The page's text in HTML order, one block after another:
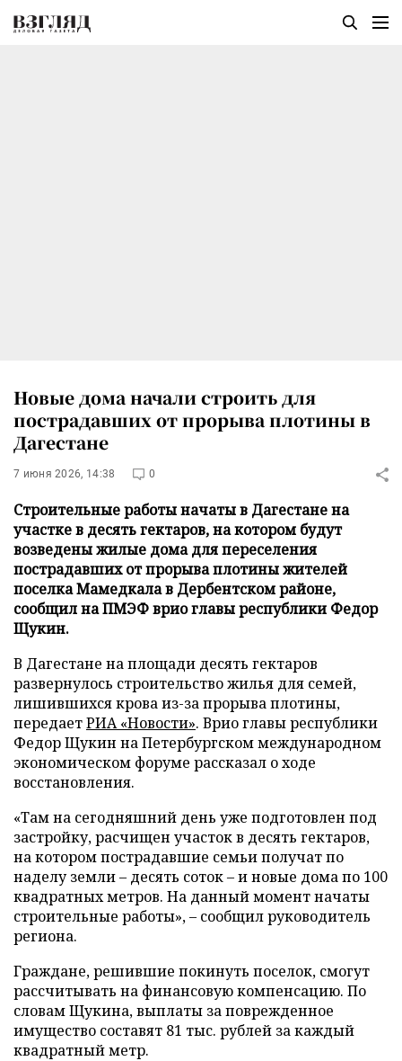
Новые дома начали строить для
пострадавших от прорыва плотины в
Дагестане
7 июня 2026, 14:38 0
Строительные работы начаты в Дагестане на
участке в десять гектаров, на котором будут
возведены жилые дома для переселения
пострадавших от прорыва плотины жителей
поселка Мамедкала в Дербентском районе,
сообщил на ПМЭФ врио главы республики Федор
Щукин.
В Дагестане на площади десять гектаров
развернулось строительство жилья для семей,
лишившихся крова из-за прорыва плотины,
передаетРИА «Новости». Врио главы республики
Федор Щукин на Петербургском международном
экономическом форуме рассказал о ходе
восстановления.
«Там на сегодняшний день уже подготовлен под
застройку, расчищен участок в десять гектаров,
на котором пострадавшие семьи получат по
наделу земли – десять соток – и новые дома по 100
квадратных метров. На данный момент начаты
строительные работы», – сообщил руководитель
региона.
Граждане, решившие покинуть поселок, смогут
рассчитывать на финансовую компенсацию. По
словам Щукина, выплаты за поврежденное
имущество составят 81 тыс. рублей за каждый
квадратный метр.